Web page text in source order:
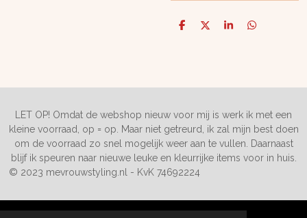
D
D
S
D
LET OP! Omdat de webshop nieuw voor mij is werk ik met een
kleine voorraad, op = op. Maar niet getreurd, ik zal mijn best doen
om de voorraad zo snel mogelijk weer aan te vullen. Daarnaast
blijf ik speuren naar nieuwe leuke en kleurrijke items voor in huis.
© 2023 mevrouwstyling.nl - KvK 74692224